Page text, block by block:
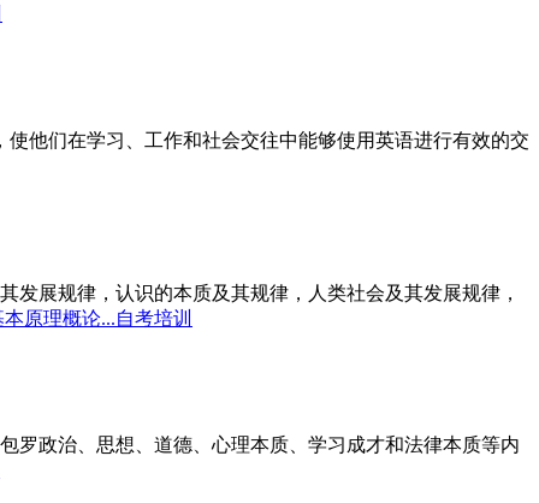
他们在学习、工作和社会交往中能够使用英语进行有效的交
展规律，认识的本质及其规律，人类社会及其发展规律，
原理概论...自考培训
罗政治、思想、道德、心理本质、学习成才和法律本质等内